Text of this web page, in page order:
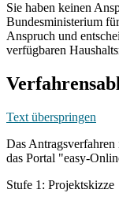
Sie haben keinen
Bundesministerium
Anspruch und
verfügbaren
Text überspringen
Das
das Portal "easy-
Stufe 1: Projektskizze